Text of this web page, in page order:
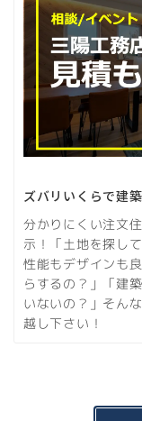
ズバリいくらで建
分かりにくい注文
示！「土地を探し
性能もデザインも
らするの？」「建
いないの？」そん
越し下さい！